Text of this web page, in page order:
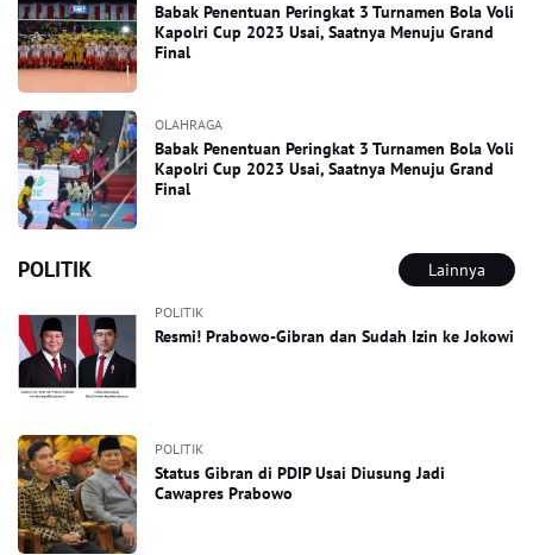
Babak Penentuan Peringkat 3 Turnamen Bola Voli
Kapolri Cup 2023 Usai, Saatnya Menuju Grand
Final
OLAHRAGA
Babak Penentuan Peringkat 3 Turnamen Bola Voli
Kapolri Cup 2023 Usai, Saatnya Menuju Grand
Final
POLITIK Lainnya
POLITIK
Resmi! Prabowo-Gibran dan Sudah Izin ke Jokowi
POLITIK
Status Gibran di PDIP Usai Diusung Jadi
Cawapres Prabowo